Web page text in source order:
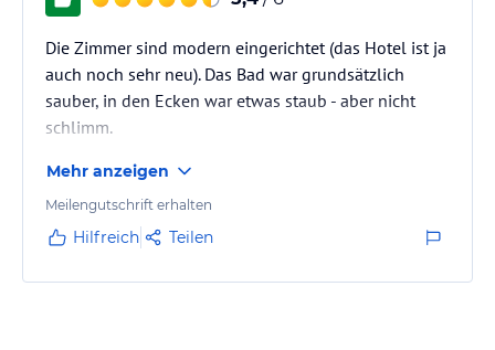
Die Zimmer sind modern eingerichtet (das Hotel ist ja
auch noch sehr neu). Das Bad war grundsätzlich
sauber, in den Ecken war etwas staub - aber nicht
schlimm.
Mehr anzeigen
Meilengutschrift erhalten
Hilfreich Teilen